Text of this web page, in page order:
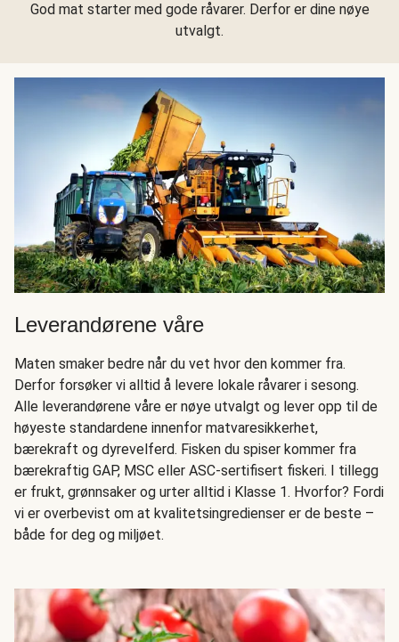
God mat starter med gode råvarer. Derfor er dine nøye
utvalgt.
Leverandørene våre
Maten smaker bedre når du vet hvor den kommer fra.
Derfor forsøker vi alltid å levere lokale råvarer i sesong.
Alle leverandørene våre er nøye utvalgt og lever opp til de
høyeste standardene innenfor matvaresikkerhet,
bærekraft og dyrevelferd. Fisken du spiser kommer fra
bærekraftig GAP, MSC eller ASC-sertifisert fiskeri. I tillegg
er frukt, grønnsaker og urter alltid i Klasse 1. Hvorfor? Fordi
vi er overbevist om at kvalitetsingredienser er de beste –
både for deg og miljøet.